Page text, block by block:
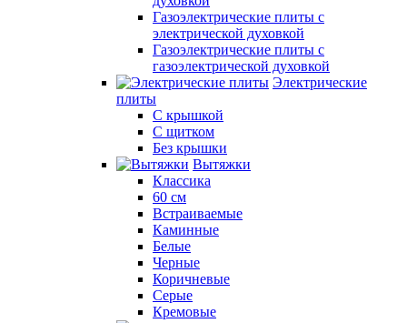
Газоэлектрические плиты с
электрической духовкой
Газоэлектрические плиты с
газоэлектрической духовкой
Электрические
плиты
С крышкой
С щитком
Без крышки
Вытяжки
Классика
60 см
Встраиваемые
Каминные
Белые
Черные
Коричневые
Серые
Кремовые